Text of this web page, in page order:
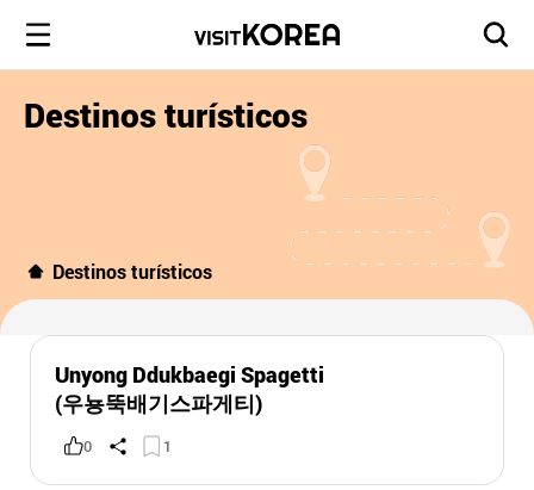
Destinos turísticos
Destinos turísticos
Unyong Ddukbaegi Spagetti
(우뇽뚝배기스파게티)
0 1